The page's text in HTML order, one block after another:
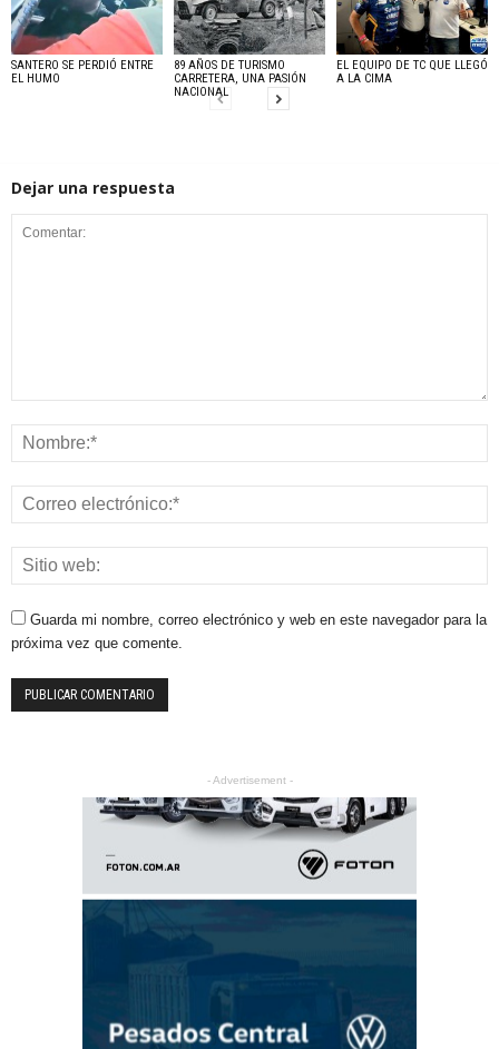
SANTERO SE PERDIÓ ENTRE
EL HUMO
89 AÑOS DE TURISMO
CARRETERA, UNA PASIÓN
NACIONAL
EL EQUIPO DE TC QUE LLEGÓ
A LA CIMA
Dejar una respuesta
Guarda mi nombre, correo electrónico y web en este navegador para la
próxima vez que comente.
- Advertisement -